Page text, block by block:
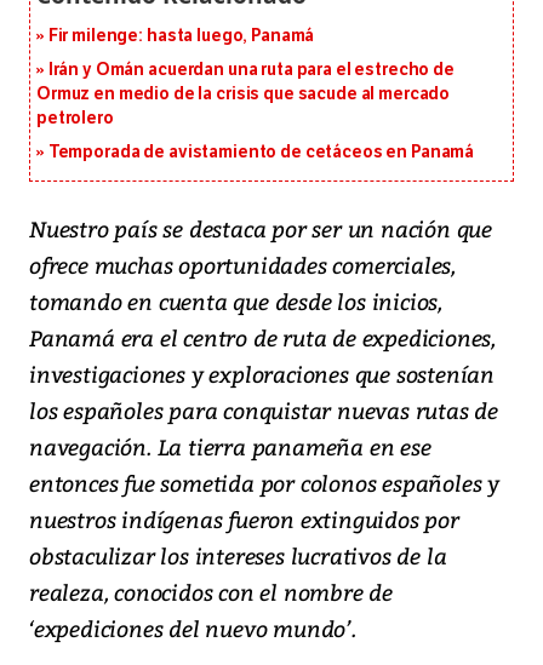
Fir milenge: hasta luego, Panamá
Irán y Omán acuerdan una ruta para el estrecho de
Ormuz en medio de la crisis que sacude al mercado
petrolero
Temporada de avistamiento de cetáceos en Panamá
Nuestro país se destaca por ser un nación que
ofrece muchas oportunidades comerciales,
tomando en cuenta que desde los inicios,
Panamá era el centro de ruta de expediciones,
investigaciones y exploraciones que sostenían
los españoles para conquistar nuevas rutas de
navegación. La tierra panameña en ese
entonces fue sometida por colonos españoles y
nuestros indígenas fueron extinguidos por
obstaculizar los intereses lucrativos de la
realeza, conocidos con el nombre de
‘expediciones del nuevo mundo’.